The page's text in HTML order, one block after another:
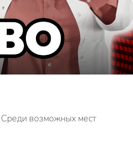
возможных мест